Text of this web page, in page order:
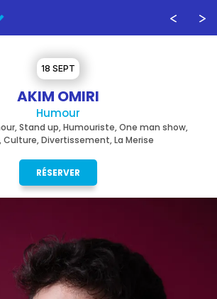
18 SEPT
AKIM OMIRI
Humour
Stand up, Humouriste, One man show,
Culture, Divertissement, La Merise
RÉSERVER